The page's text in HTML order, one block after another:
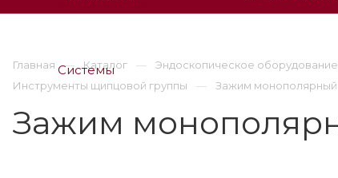
Главная Каталог Эндоскопическое
Инструменты щипцовой группы
Зажим монополярный
Зажим